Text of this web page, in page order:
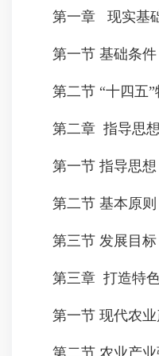
第一章 现实基础
第一节 基础条件
第二节 “十四五”
第二章 指导思想
第一节 指导思想
第二节 基本原则
第三节 发展目标
第三章 打造特色
第一节 现代农业
第二节 农业产业